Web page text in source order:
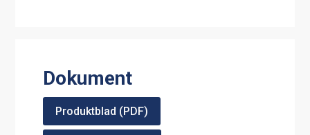
Dokument
Produktblad (PDF)